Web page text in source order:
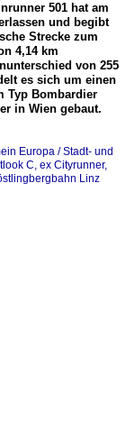
501 hat am
und begibt
Strecke zum
4,14 km
von 255
es sich um einen
Typ Bombardier
in Wien gebaut.
Europa / Stadt- und
C, ex Cityrunner,
Linz